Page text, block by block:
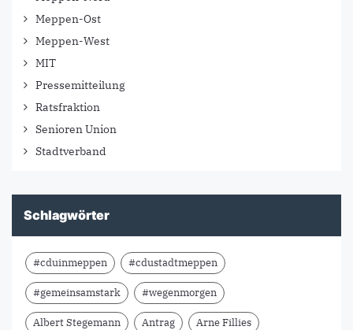
Meppen-Ost
Meppen-West
MIT
Pressemitteilung
Ratsfraktion
Senioren Union
Stadtverband
Schlagwörter
#cduinmeppen #cdustadtmeppen
#gemeinsamstark #wegenmorgen
Albert Stegemann Antrag Arne Fillies